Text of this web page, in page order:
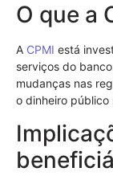
O que a
A CPMI está
serviços do
mudanças nas
o dinheiro público